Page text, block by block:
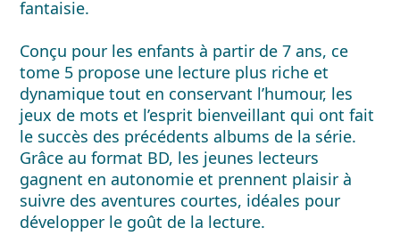
fantaisie.
Conçu pour les enfants à partir de 7 ans, ce
tome 5 propose une lecture plus riche et
dynamique tout en conservant l’humour, les
jeux de mots et l’esprit bienveillant qui ont fait
le succès des précédents albums de la série.
Grâce au format BD, les jeunes lecteurs
gagnent en autonomie et prennent plaisir à
suivre des aventures courtes, idéales pour
développer le goût de la lecture.